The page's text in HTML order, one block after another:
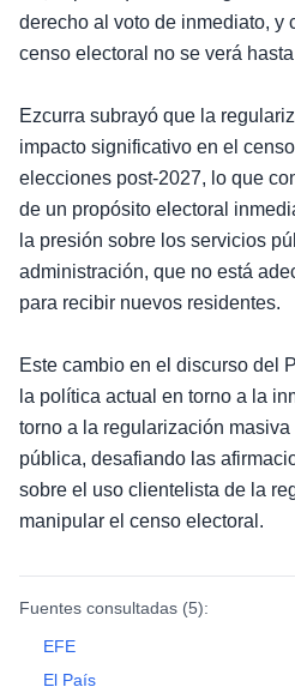
derecho al voto de inmediato, y
censo electoral no se verá
Ezcurra subrayó que la
impacto significativo en el
elecciones post-2027, lo que
de un propósito electoral
la presión sobre los servicios
administración, que no está
para recibir nuevos residentes.
Este cambio en el discurso del
la política actual en torno a la
torno a la regularización
pública, desafiando las
sobre el uso clientelista de la
manipular el censo electoral.
Fuentes consultadas (5):
EFE
El País